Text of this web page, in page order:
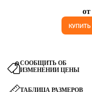
от
КУПИТЬ
СООБЩИТЬ ОБ
ИЗМЕНЕНИИ ЦЕНЫ
ТАБЛИЦА РАЗМЕРОВ